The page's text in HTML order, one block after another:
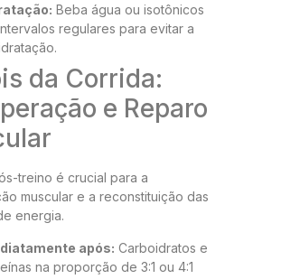
Beba água ou isotônicos
regulares para evitar a
da Corrida:
e Reparo
treino é crucial para a
muscular e a reconstituição das
energia.
após: Carboidratos e
na proporção de 3:1 ou 4:1